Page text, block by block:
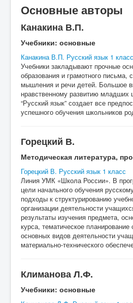
Основные авторы
Канакина В.П.
Учебники: основные
Канакина В.П. Русский язык 1 класс
Учебники закладывают прочные
образования и грамотного письма,
мышления и речи детей. Большое
нравственному развитию младших
“Русский язык” создает все
успешного обучения школьников
Горецкий В.
Методическая литература,
Горецкий В. Русский язык 1 класс
Линия УМК «Школа России». В
цели начального обучения
подходы к структурированию
организации деятельности
результаты изучения предмета,
курса, тематическое планирование
основных видов деятельности
материально-технического
Климанова Л.Ф.
Учебники: основные